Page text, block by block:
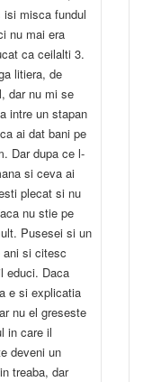
isi misca fundul
nu mai era
ca ceilalti 3.
litiera, de
dar nu mi se
intre un stapan
ai dat bani pe
Dar dupa ce l-
si ceva ai
plecat si nu
nu stie pe
Pusesei si un
ani si citesc
Daca
e si explicatia
nu el greseste
in care il
deveni un
treaba, dar